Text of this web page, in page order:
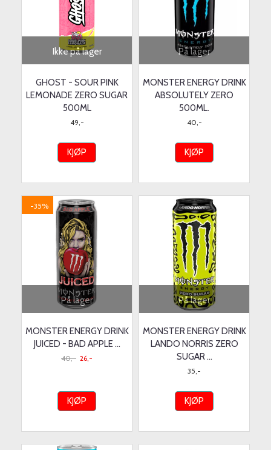
Ikke på lager
GHOST - SOUR PINK
LEMONADE ZERO SUGAR
500ML
49,-
KJØP
På lager
MONSTER ENERGY DRINK
ABSOLUTELY ZERO
500ML.
40,-
KJØP
På lager
-35%
MONSTER ENERGY DRINK
JUICED - BAD APPLE ...
40,- 26,-
KJØP
På lager
MONSTER ENERGY DRINK
LANDO NORRIS ZERO
SUGAR ...
35,-
KJØP